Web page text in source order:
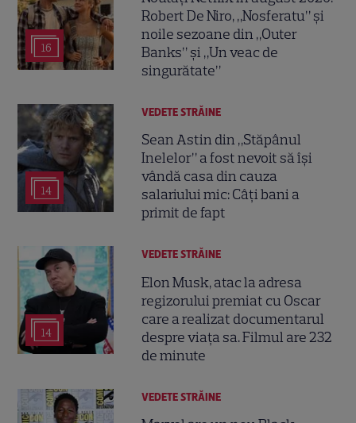
16
Robert De Niro, „Nosferatu” și
noile sezoane din „Outer
Banks” și „Un veac de
singurătate”
14
VEDETE STRĂINE
Sean Astin din „Stăpânul
Inelelor” a fost nevoit să își
vândă casa din cauza
salariului mic: Câți bani a
primit de fapt
14
VEDETE STRĂINE
Elon Musk, atac la adresa
regizorului premiat cu Oscar
care a realizat documentarul
despre viața sa. Filmul are 232
de minute
VEDETE STRĂINE